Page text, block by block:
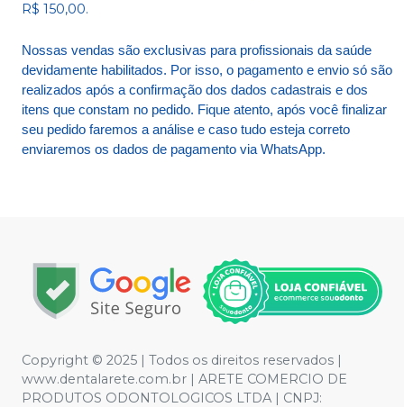
R$ 150,00.
Nossas vendas são exclusivas para profissionais da saúde
devidamente habilitados. Por isso, o pagamento e envio só são
realizados após a confirmação dos dados cadastrais e dos
itens que constam no pedido. Fique atento, após você finalizar
seu pedido faremos a análise e caso tudo esteja correto
enviaremos os dados de pagamento via WhatsApp.
Copyright © 2025 | Todos os direitos reservados |
www.dentalarete.com.br | ARETE COMERCIO DE
PRODUTOS ODONTOLOGICOS LTDA | CNPJ: